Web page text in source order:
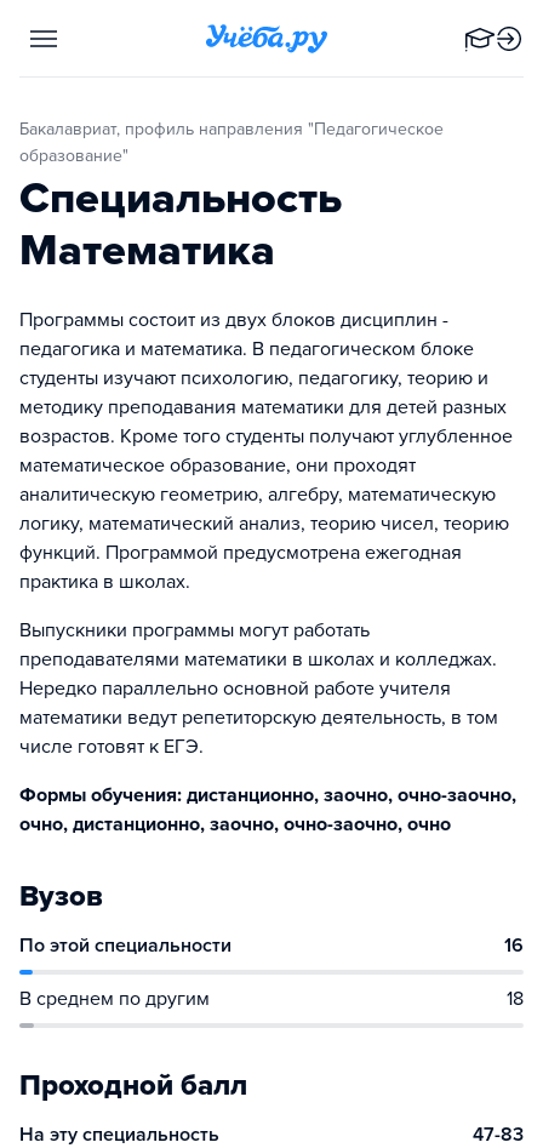
Бакалавриат, профиль направления "Педагогическое
образование"
Специальность
Математика
Программы состоит из двух блоков дисциплин -
педагогика и математика. В педагогическом блоке
студенты изучают психологию, педагогику, теорию и
методику преподавания математики для детей разных
возрастов. Кроме того студенты получают углубленное
математическое образование, они проходят
аналитическую геометрию, алгебру, математическую
логику, математический анализ, теорию чисел, теорию
функций. Программой предусмотрена ежегодная
практика в школах.
Выпускники программы могут работать
преподавателями математики в школах и колледжах.
Нередко параллельно основной работе учителя
математики ведут репетиторскую деятельность, в том
числе готовят к ЕГЭ.
Формы обучения: дистанционно, заочно, очно-заочно,
очно, дистанционно, заочно, очно-заочно, очно
Вузов
По этой специальности 16
В среднем по другим 18
Проходной балл
На эту специальность 47-83